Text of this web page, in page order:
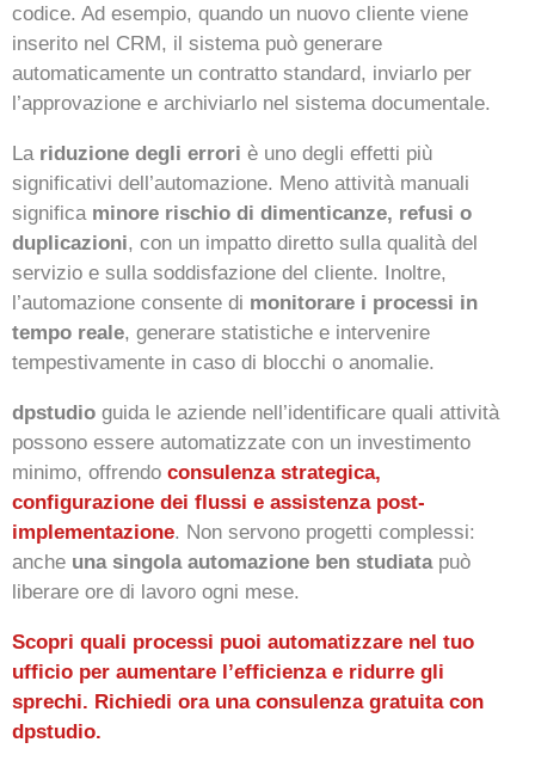
codice. Ad esempio, quando un nuovo cliente viene
inserito nel CRM, il sistema può generare
automaticamente un contratto standard, inviarlo per
l’approvazione e archiviarlo nel sistema documentale.
La riduzione degli errori è uno degli effetti più
significativi dell’automazione. Meno attività manuali
significa minore rischio di dimenticanze, refusi o
duplicazioni, con un impatto diretto sulla qualità del
servizio e sulla soddisfazione del cliente. Inoltre,
l’automazione consente di monitorare i processi in
tempo reale, generare statistiche e intervenire
tempestivamente in caso di blocchi o anomalie.
dpstudio guida le aziende nell’identificare quali attività
possono essere automatizzate con un investimento
minimo, offrendo consulenza strategica,
configurazione dei flussi e assistenza post-
implementazione. Non servono progetti complessi:
anche una singola automazione ben studiatapuò
liberare ore di lavoro ogni mese.
Scopri quali processi puoi automatizzare nel tuo
ufficio per aumentare l’efficienza e ridurre gli
sprechi. Richiedi ora una consulenza gratuita con
dpstudio.